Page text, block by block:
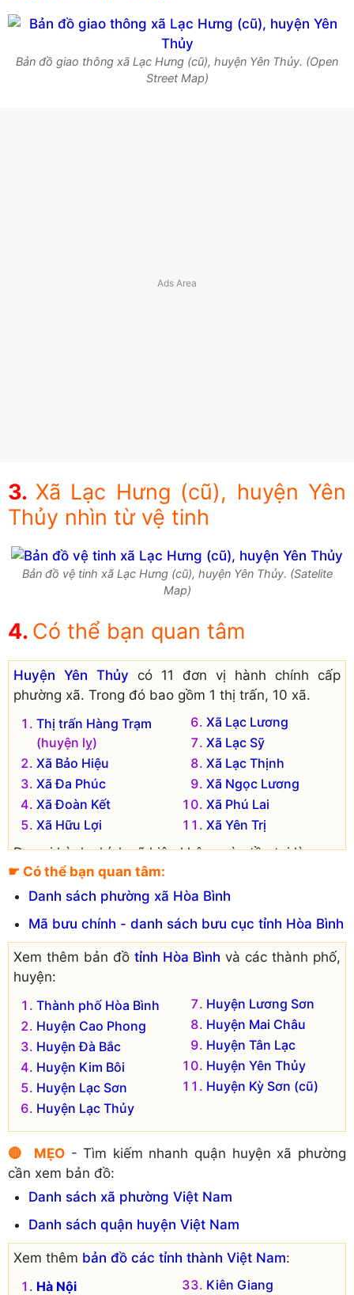
Bản đồ giao thông xã Lạc Hưng (cũ), huyện Yên Thủy. (Open
Street Map)
Xã Lạc Hưng (cũ), huyện Yên
Thủy nhìn từ vệ tinh
Bản đồ vệ tinh xã Lạc Hưng (cũ), huyện Yên Thủy. (Satelite
Map)
Có thể bạn quan tâm
Huyện Yên Thủy có 11 đơn vị hành chính cấp
phường xã. Trong đó bao gồm 1 thị trấn, 10 xã.
Thị trấn Hàng Trạm
(huyện lỵ)
Xã Bảo Hiệu
Xã Đa Phúc
Xã Đoàn Kết
Xã Hữu Lợi
Xã Lạc Lương
Xã Lạc Sỹ
Xã Lạc Thịnh
Xã Ngọc Lương
Xã Phú Lai
Xã Yên Trị
Đơn vị hành chính cũ hiện không còn tồn tại là:
Xã Lạc Hưng
☛ Có thể bạn quan tâm:
Danh sách phường xã Hòa Bình
Mã bưu chính - danh sách bưu cục tỉnh Hòa Bình
Xem thêm bản đồ tỉnh Hòa Bình và các thành phố,
huyện:
Thành phố Hòa Bình
Huyện Cao Phong
Huyện Đà Bắc
Huyện Kim Bôi
Huyện Lạc Sơn
Huyện Lạc Thủy
Huyện Lương Sơn
Huyện Mai Châu
Huyện Tân Lạc
Huyện Yên Thủy
Huyện Kỳ Sơn (cũ)
🔴 MẸO- Tìm kiếm nhanh quận huyện xã phường
cần xem bản đồ:
Danh sách xã phường Việt Nam
Danh sách quận huyện Việt Nam
Xem thêm bản đồ các tỉnh thành Việt Nam:
Hà Nội
Kiên Giang